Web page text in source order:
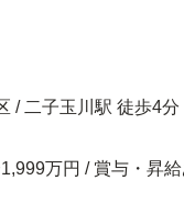
/ 二子玉川駅 徒歩4分
万円 / 賞与・昇給